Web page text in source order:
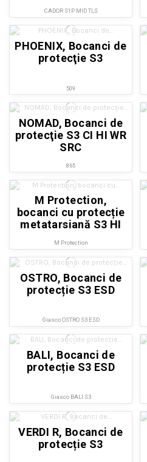
CADOR S1P MID TLS
PHOENIX, Bocanci de
protecţie S3
509
NOMAD, Bocanci de
protecţie S3 CI HI WR
SRC
865
M Protection,
bocanci cu protecție
metatarsiană S3 HI
M Protection
OSTRO, Bocanci de
protecție S3 ESD
Giasco OSTRO S3 ESD
BALI, Bocanci de
protecție S3 ESD
Giasco BALI S3
VERDI R, Bocanci de
protecție S3